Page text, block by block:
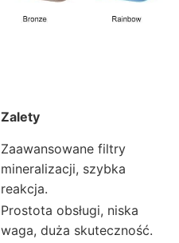
Zalety
Zaawansowane filtry
mineralizacji, szybka
reakcja.
Prostota obsługi, niska
waga, duża skuteczność.